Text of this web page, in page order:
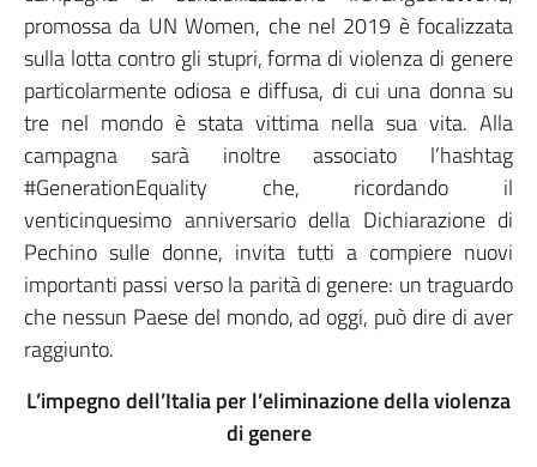
promossa da UN Women, che nel 2019 è focalizzata
sulla lotta contro gli stupri, forma di violenza di genere
particolarmente odiosa e diffusa, di cui una donna su
tre nel mondo è stata vittima nella sua vita. Alla
campagna sarà inoltre associato l’hashtag
#GenerationEquality che, ricordando il
venticinquesimo anniversario della Dichiarazione di
Pechino sulle donne, invita tutti a compiere nuovi
importanti passi verso la parità di genere: un traguardo
che nessun Paese del mondo, ad oggi, può dire di aver
raggiunto.
L’impegno dell’Italia per l’eliminazione della violenza
di genere